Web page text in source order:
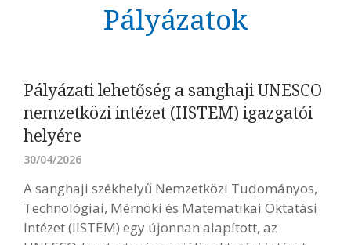
Pályázatok
Pályázati lehetőség a sanghaji UNESCO
nemzetközi intézet (IISTEM) igazgatói
helyére
30/04/2026
A sanghaji székhelyű Nemzetközi Tudományos,
Technológiai, Mérnöki és Matematikai Oktatási
Intézet (IISTEM) egy újonnan alapított, az